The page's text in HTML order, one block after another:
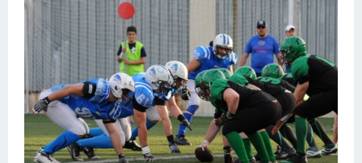
Велогонки
Конькобежный спорт
Интерьер квартиры